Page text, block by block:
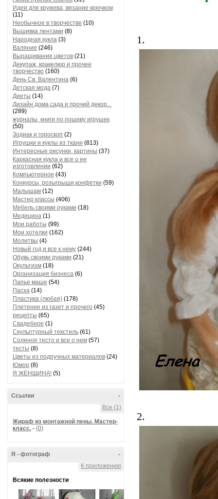
Идеи для кружева, вязание крючком
(11)
Необычное в творчестве (10)
Вышивка лентами (8)
Народная кукла (3)
Валяние (246)
Выращивание цветов (21)
Декупаж, кракелюр и прочее
творчество (160)
День Св. Валентина (6)
Детская мода (7)
Диеты (14)
Дизайн дома,сада и прочий декор...
(289)
журналы, книги по пошиву игрушек
(50)
Зодиак и гороскоп (2)
Игрушки и куклы из ткани (813)
Интересные рисунки, картины (37)
Каркасная кукла и все о ее
изготовлении (62)
Компьютерное (43)
Конкурсы, розыгрыши,конфетки (59)
Малышам (12)
Мастер классы (406)
Мебель своими руками (18)
Медицина (1)
Мои работы (99)
Мои хотелки (162)
Молитвы (4)
Новый год и все к нему (244)
Обувь своими руками (21)
Окультизм (18)
Организация бизнеса (6)
Папье маше (54)
Пасха (14)
Пластика (любая) (178)
Плетение из газет и прочего (45)
рецепты (65)
Свадебное (1)
Скульптурный текстиль (61)
Соленое тесто и все о нем (57)
тесты (8)
Цветы из подручных материалов (24)
Юмор (8)
Я ЖЕНЩИНА! (5)
-
Ссылки
Все (1)
Жираф из монтажной пены. Мастер-
класс. - (0)
-
Я - фотограф
К приложению
Всякие полезности
1.
2.